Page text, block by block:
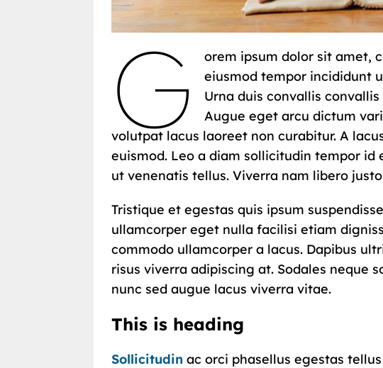
G
orem ipsum dolor sit amet,
eiusmod tempor incididunt
Urna duis convallis
Augue eget arcu dictum
volutpat lacus laoreet non curabitur. A
euismod. Leo a diam sollicitudin tempor id
ut venenatis tellus. Viverra nam libero
Tristique et egestas quis ipsum
ullamcorper eget nulla facilisi etiam
commodo ullamcorper a lacus. Dapibus
risus viverra adipiscing at. Sodales neque
nunc sed augue lacus viverra vitae.
This is heading
Sollicitudin ac orci phasellus egestas